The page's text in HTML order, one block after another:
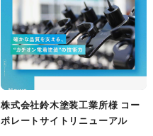
ソレイユ障害年金サポートセン
ター様 コーポレートサイト制
作
コーポレートサイト
#介護・福祉
#HTML/CSSコーディング
#レスポンシブWebデザイン
株式会社鈴木塗装工業所様 コー
ポレートサイトリニューアル